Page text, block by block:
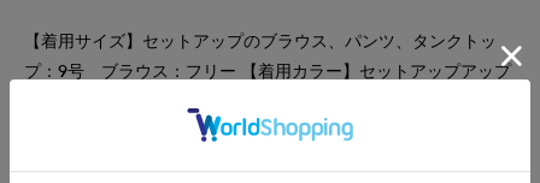
【着用サイズ】セットアップのブラウス、パンツ、タンクトッ
プ：9号 ブラウス：フリー 【着用カラー】セットアップアップ
ウス：オフホワイト 『着回し力抜群！セットアップコーデ』